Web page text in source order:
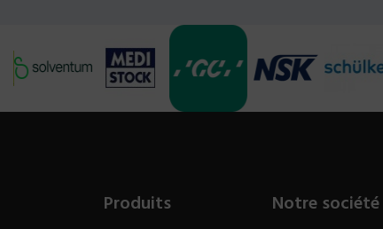
Produits Notre société